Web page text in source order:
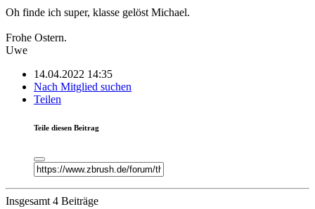
Oh finde ich super, klasse gelöst Michael.
Frohe Ostern.
Uwe
14.04.2022 14:35
Nach Mitglied suchen
Teilen
Teile diesen Beitrag
Insgesamt 4 Beiträge